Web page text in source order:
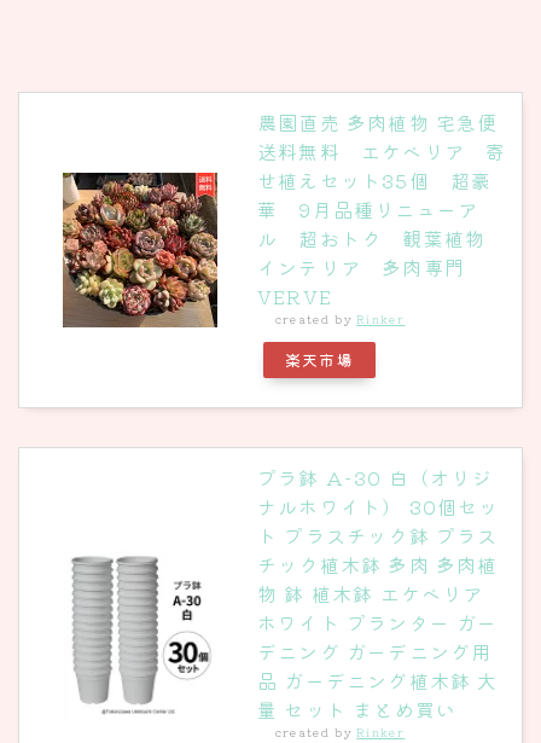
農園直売 多肉植物 宅急便
送料無料 エケベリア 寄
せ植えセット35個 超豪
華 9月品種リニューア
ル 超おトク 観葉植物
インテリア 多肉専門
VERVE
created byRinker
楽天市場
プラ鉢 A-30 白（オリジ
ナルホワイト） 30個セッ
ト プラスチック鉢 プラス
チック植木鉢 多肉 多肉植
物 鉢 植木鉢 エケベリア
ホワイト プランター ガー
デニング ガーデニング用
品 ガーデニング植木鉢 大
量 セット まとめ買い
created byRinker